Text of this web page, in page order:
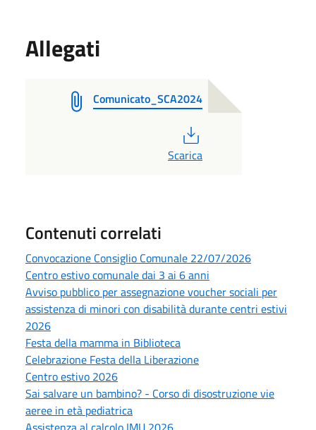
Allegati
Comunicato_SCA2024
Scarica
Contenuti correlati
Convocazione Consiglio Comunale 22/07/2026
Centro estivo comunale dai 3 ai 6 anni
Avviso pubblico per assegnazione voucher sociali per
assistenza di minori con disabilità durante centri estivi
2026
Festa della mamma in Biblioteca
Celebrazione Festa della Liberazione
Centro estivo 2026
Sai salvare un bambino? - Corso di disostruzione vie
aeree in età pediatrica